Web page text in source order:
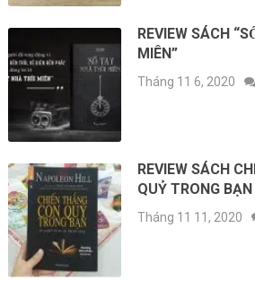
REVIEW SÁCH
MIÊN”
Tháng 11 6, 2020
REVIEW SÁCH
QUỶ TRONG BẠN
Tháng 11 11, 2020